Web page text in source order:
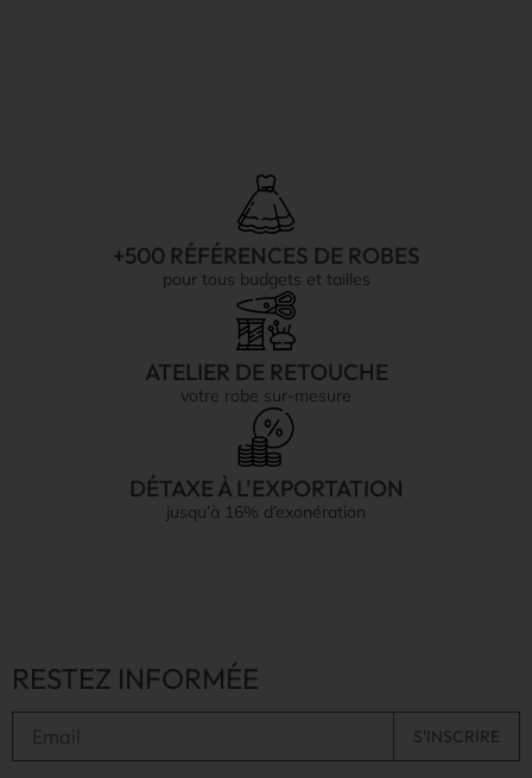
+500 RÉFÉRENCES DE ROBES
pour tous budgets et tailles
ATELIER DE RETOUCHE
votre robe sur-mesure
DÉTAXE À L'EXPORTATION
jusqu’à 16% d’exonération
RESTEZ INFORMÉE